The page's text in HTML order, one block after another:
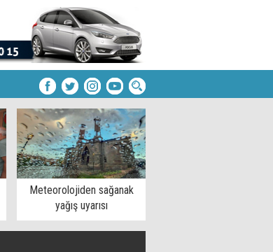
Meteorolojiden sağanak
yağış uyarısı